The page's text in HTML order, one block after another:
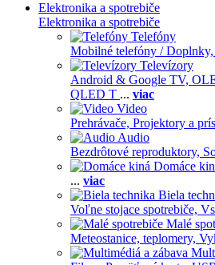
Elektronika a spotrebiče
Elektronika a spotrebiče
Telefóny
Mobilné telefóny / Doplnky,
Televízory
Android & Google TV,
QLED T ... viac
Video
Prehrávače, Projektory a
Audio
Bezdrôtové reproduktory,
Domáce
... viac
Biela
Voľne stojace spotrebiče,
Malé
Meteostanice, teplomery,